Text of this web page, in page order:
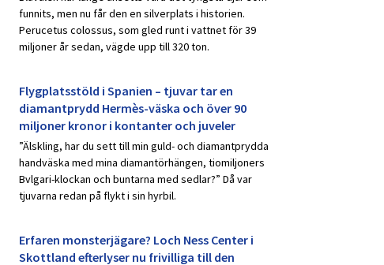
funnits, men nu får den en silverplats i historien.
Perucetus colossus, som gled runt i vattnet för 39
miljoner år sedan, vägde upp till 320 ton.
Flygplatsstöld i Spanien – tjuvar tar en
diamantprydd Hermès-väska och över 90
miljoner kronor i kontanter och juveler
”Älskling, har du sett till min guld- och diamantprydda
handväska med mina diamantörhängen, tiomiljoners
Bvlgari-klockan och buntarna med sedlar?” Då var
tjuvarna redan på flykt i sin hyrbil.
Erfaren monsterjägare? Loch Ness Center i
Skottland efterlyser nu frivilliga till den